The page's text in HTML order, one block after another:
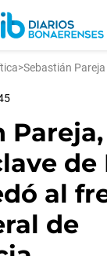
>Sebastián Pareja
Pareja,
de
al
de